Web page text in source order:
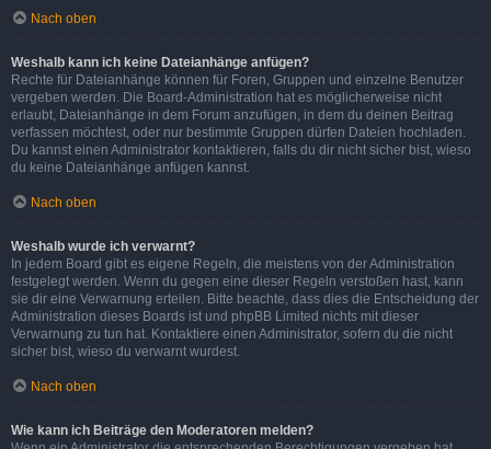
Nach oben
Weshalb kann ich keine Dateianhänge anfügen?
Rechte für Dateianhänge können für Foren, Gruppen und einzelne Benutzer
vergeben werden. Die Board-Administration hat es möglicherweise nicht
erlaubt, Dateianhänge in dem Forum anzufügen, in dem du deinen Beitrag
verfassen möchtest, oder nur bestimmte Gruppen dürfen Dateien hochladen.
Du kannst einen Administrator kontaktieren, falls du dir nicht sicher bist, wieso
du keine Dateianhänge anfügen kannst.
Nach oben
Weshalb wurde ich verwarnt?
In jedem Board gibt es eigene Regeln, die meistens von der Administration
festgelegt werden. Wenn du gegen eine dieser Regeln verstoßen hast, kann
sie dir eine Verwarnung erteilen. Bitte beachte, dass dies die Entscheidung der
Administration dieses Boards ist und phpBB Limited nichts mit dieser
Verwarnung zu tun hat. Kontaktiere einen Administrator, sofern du die nicht
sicher bist, wieso du verwarnt wurdest.
Nach oben
Wie kann ich Beiträge den Moderatoren melden?